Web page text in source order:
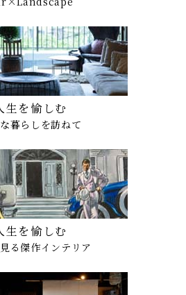
生を愉しむ
暮らしを訪ねて
生を愉しむ
る傑作インテリア